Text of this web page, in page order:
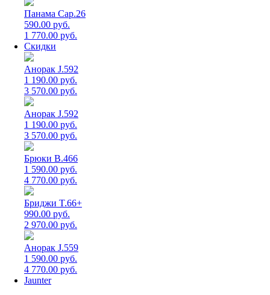
Панама Cap.26
590.00 руб.
1 770.00 руб.
Скидки
Анорак J.592
1 190.00 руб.
3 570.00 руб.
Анорак J.592
1 190.00 руб.
3 570.00 руб.
Брюки B.466
1 590.00 руб.
4 770.00 руб.
Бриджи T.66+
990.00 руб.
2 970.00 руб.
Анорак J.559
1 590.00 руб.
4 770.00 руб.
Jaunter